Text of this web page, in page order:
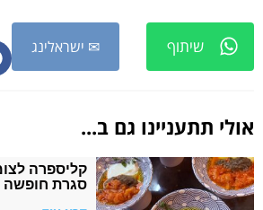
שיתוף ✉ ישראלינג
אולי תתעניינו גם ב...
קליספרה
סגרת חופשה